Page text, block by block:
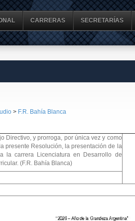
CARRERAS SECRETARÍAS
> F.R. Bahía Blanca
Directivo, y prorroga, por única vez y como
presente Resolución, la presentación de la
la carrera Licenciatura en Desarrollo de
(F.R. Bahía Blanca)